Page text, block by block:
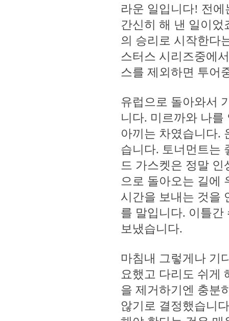
라운 일입니다! 전
간신히 해 낸 일이
의 승리로 시작한다
스터스 시리즈중에
스를 제외하면 투어
유럽으로 돌아와서
니다. 미르까와 나
아끼는 차였습니다.
습니다. 토너먼트는
드 가스켓은 정말
으로 돌아오는 길에
시간을 보내는 것을
를 말입니다. 이틀
보냈습니다.
마침내 그렇게나 기
요했고 다리도 쉬게
을 제거하기엔 충분
않기로 결정했습니